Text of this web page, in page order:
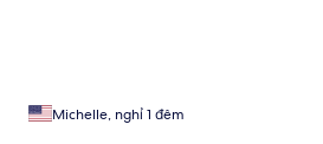
Michelle, nghỉ 1 đêm